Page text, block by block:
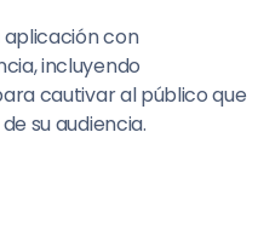
con
incluyendo
cautivar al público que
su audiencia.